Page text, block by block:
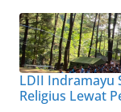
LDII Indramayu
Religius Lewat